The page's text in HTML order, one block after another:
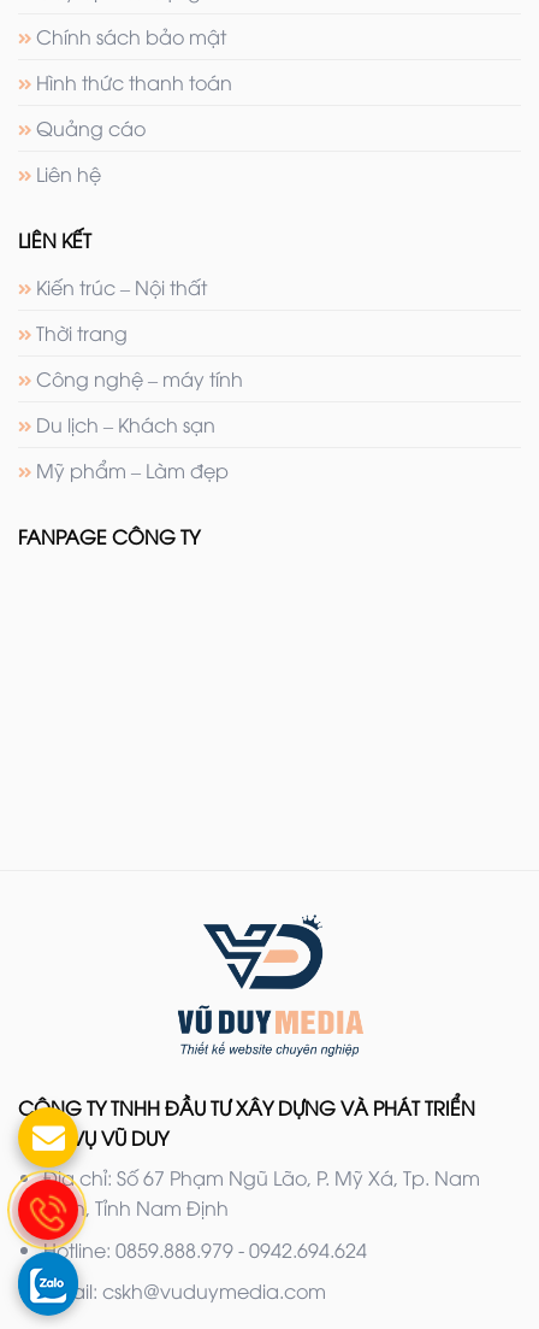
Chính sách bảo mật
Hình thức thanh toán
Quảng cáo
Liên hệ
LIÊN KẾT
Kiến trúc – Nội thất
Thời trang
Công nghệ – máy tính
Du lịch – Khách sạn
Mỹ phẩm – Làm đẹp
FANPAGE CÔNG TY
CÔNG TY TNHH ĐẦU TƯ XÂY DỰNG VÀ PHÁT TRIỂN
DỊCH VỤ VŨ DUY
Địa chỉ: Số 67 Phạm Ngũ Lão, P. Mỹ Xá, Tp. Nam
Định, Tỉnh Nam Định
Hotline: 0859.888.979 - 0942.694.624
Email: cskh@vuduymedia.com